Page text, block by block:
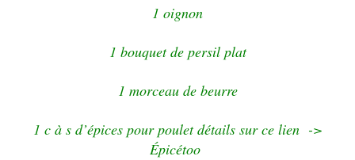
1 oignon
1 bouquet de persil plat
1 morceau de beurre
1 c à s d’épices pour poulet détails sur ce lien ->
Épicétoo